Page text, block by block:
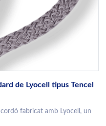
de Lyocell tipus Tencel
fabricat amb Lyocell, un